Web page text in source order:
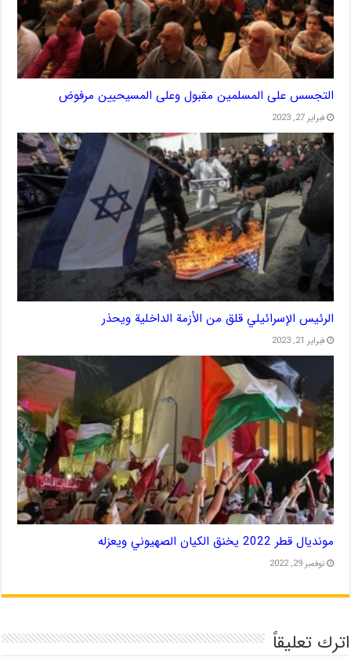
التجسس على المسلمين مقبول وعلى المسيحيين مرفوض
فبراير 27, 2023
الرئيس الإسرائيلي قلق من الأزمة الداخلية ويحذر
فبراير 21, 2023
مونديال قطر 2022 يخنق الكيان الصهيوني ويعزله
نوفمبر 29, 2022
اترك تعليقاً